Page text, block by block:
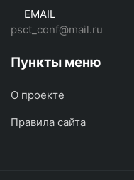
EMAIL
psct_conf@mail.ru
Пункты меню
О проекте
Правила сайта